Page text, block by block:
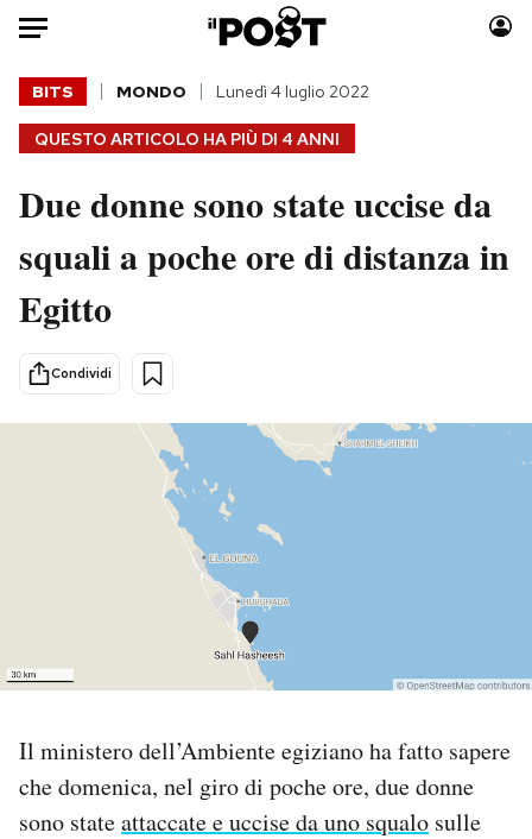
Auto
HOME
Italia
Politica
Tecnologia
Scienza
Economia
Moda
Consumismi
Altrecose
Mondiali calcio 2026
SHOP
QUESTO ARTICOLO HA PIÙ DI 4 ANNI
BITS MONDO Lunedì 4 luglio 2022
Due donne sono state uccise da
squali a poche ore di distanza in
Egitto
Condividi
Il ministero dell’Ambiente egiziano ha fatto sapere
che domenica, nel giro di poche ore, due donne
sono stateattaccate e uccise da uno squalo sulle